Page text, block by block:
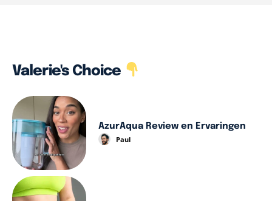
Valerie's Choice
AzurAqua Review en Ervaringen
Paul